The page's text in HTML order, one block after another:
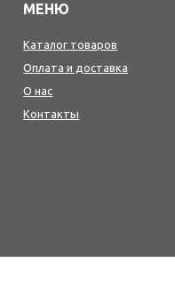
МЕНЮ
Каталог товаров
Оплата и доставка
О нас
Контакты